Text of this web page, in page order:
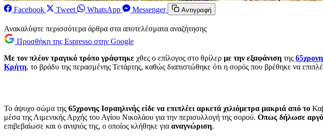
Facebook Tweet WhatsApp Messenger Αντιγραφή
Ανακαλύψτε περισσότερα άρθρα στα αποτελέσματα αναζήτησης
Προσθήκη της Espresso στην Google
Με τον πλέον τραγικό τρόπο γράφτηκε χθες ο επίλογος στο θρίλερ με την εξαφάνιση της
Κρήτη, το βράδυ της περασμένης Τετάρτης, καθώς διαπιστώθηκε ότι η σορός που βρέθηκε να
Το άψυχο σώμα της 65χρονης Ισραηλινής είδε να επιπλέει αρκετά χιλιόμετρα μακριά από το
μέσα της Λιμενικής Αρχής του Αγίου Νικολάου για την περισυλλογή της σορού. Οπως δήλωσε
επιβεβαίωσε και ο ανιψιός της, ο οποίος κλήθηκε για αναγνώριση.